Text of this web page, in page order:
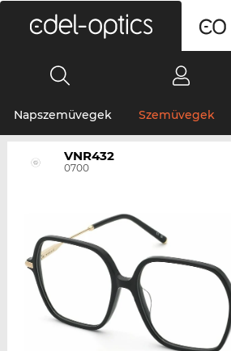
Napszemüvegek Szemüvegek
VNR432
0700